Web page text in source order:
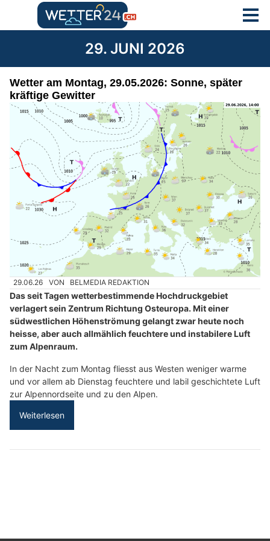
29. JUNI 2026
Wetter am Montag, 29.05.2026: Sonne, später
kräftige Gewitter
29.06.26 VON BELMEDIA REDAKTION
Das seit Tagen wetterbestimmende Hochdruckgebiet
verlagert sein Zentrum Richtung Osteuropa. Mit einer
südwestlichen Höhenströmung gelangt zwar heute noch
heisse, aber auch allmählich feuchtere und instabilere Luft
zum Alpenraum.
In der Nacht zum Montag fliesst aus Westen weniger warme
und vor allem ab Dienstag feuchtere und labil geschichtete Luft
zur Alpennordseite und zu den Alpen.
Weiterlesen